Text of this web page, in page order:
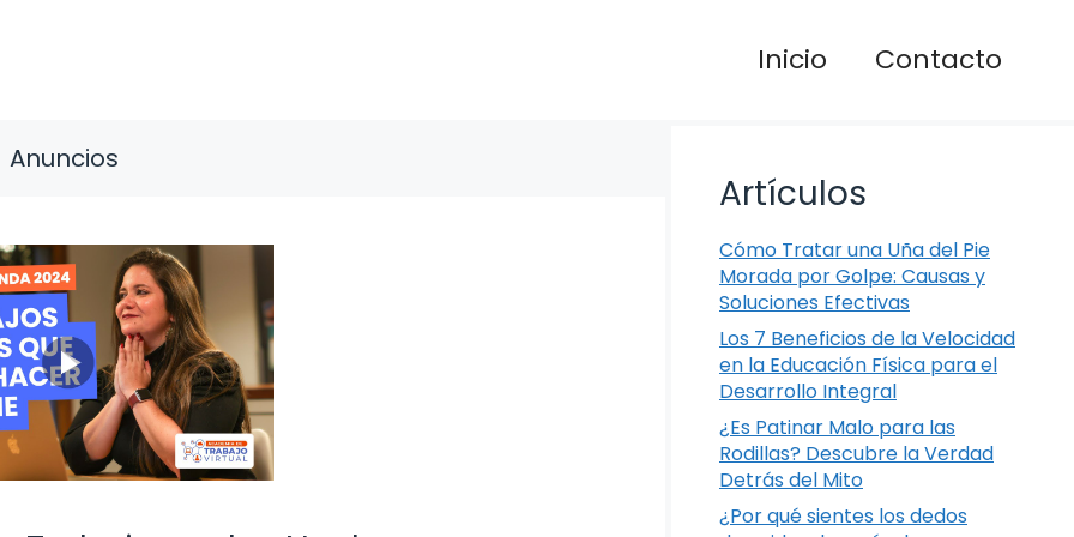
Inicio Contacto
Anuncios
Artículos
Cómo Tratar una Uña del Pie
Morada por Golpe: Causas y
Soluciones Efectivas
Los 7 Beneficios de la Velocidad
en la Educación Física para el
Desarrollo Integral
¿Es Patinar Malo para las
Rodillas? Descubre la Verdad
Detrás del Mito
¿Por qué sientes los dedos